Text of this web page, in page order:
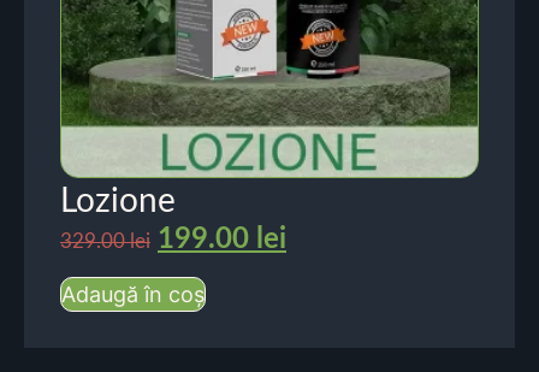
Lozione
329.00lei 199.00 lei
Adaugă în coș